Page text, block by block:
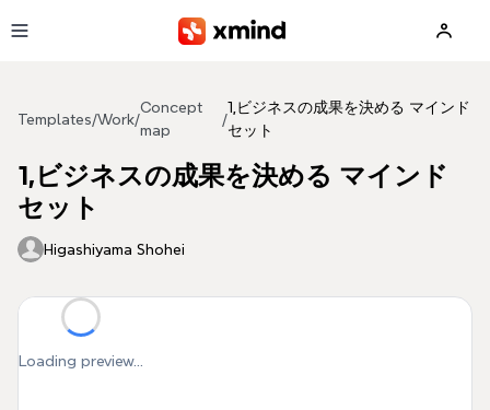
Templates/Work/
Concept
map
/
1,ビジネスの成果を決める マインド
セット
1,ビジネスの成果を決める マインド
セット
Higashiyama Shohei
Loading preview...